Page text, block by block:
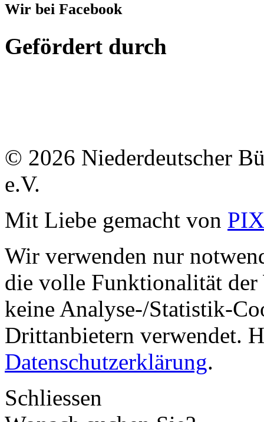
Wir bei Facebook
Gefördert durch
© 2026 Niederdeutscher
e.V.
Mit Liebe gemacht von
Wir verwenden nur
die volle Funktionalität der
keine Analyse-/Statistik-
Drittanbietern verwendet.
Datenschutzerklärung.
Schliessen